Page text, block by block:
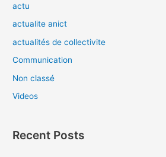
actu
actualite anict
actualités de collectivite
Communication
Non classé
Videos
Recent Posts